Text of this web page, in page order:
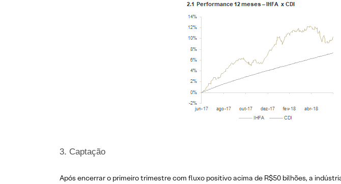
3. Captação
Após encerrar o primeiro trimestre com fluxo positivo acima de R$50 bilhões, a